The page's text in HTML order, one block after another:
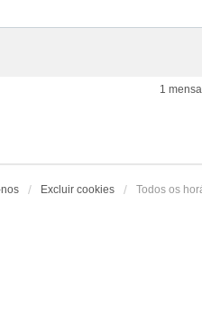
1
Excluir cookies Todos os